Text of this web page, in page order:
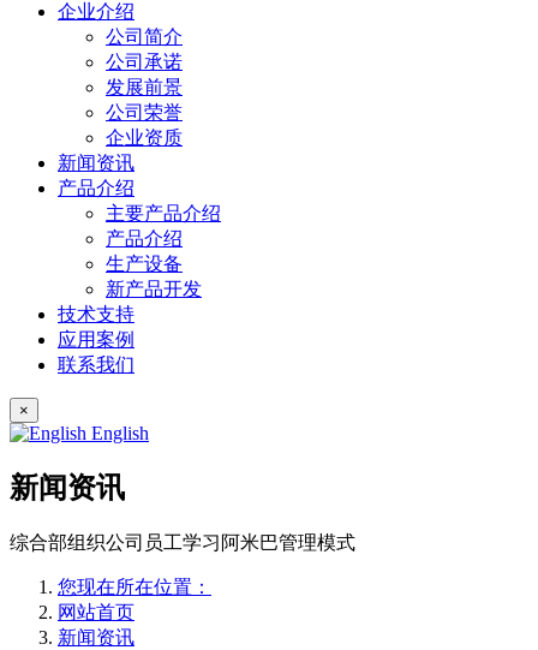
企业介绍
公司简介
公司承诺
发展前景
公司荣誉
企业资质
新闻资讯
产品介绍
主要产品介绍
产品介绍
生产设备
新产品开发
技术支持
应用案例
联系我们
×
English
新闻资讯
综合部组织公司员工学习阿米巴管理模式
您现在所在位置：
网站首页
新闻资讯